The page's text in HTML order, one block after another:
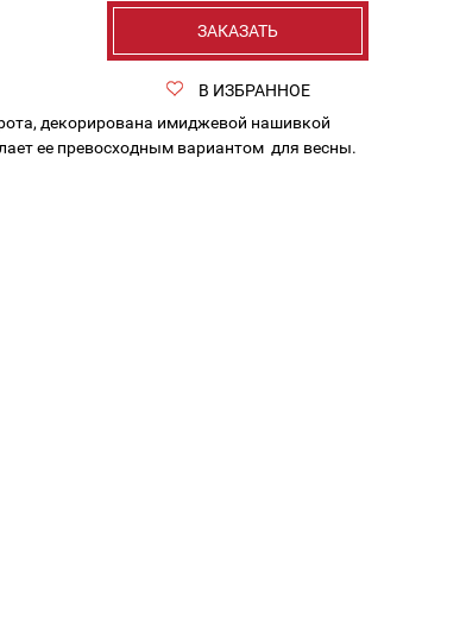
ЗАКАЗАТЬ
В ИЗБРАННОЕ
декорирована имиджевой нашивкой
ее превосходным вариантом для весны.